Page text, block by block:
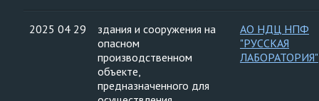
2025 04 29
здания и сооружения на
опасном
производственном
объекте,
предназначенного для
АО НДЦ НПФ
"РУССКАЯ
ЛАБОРАТОРИЯ"